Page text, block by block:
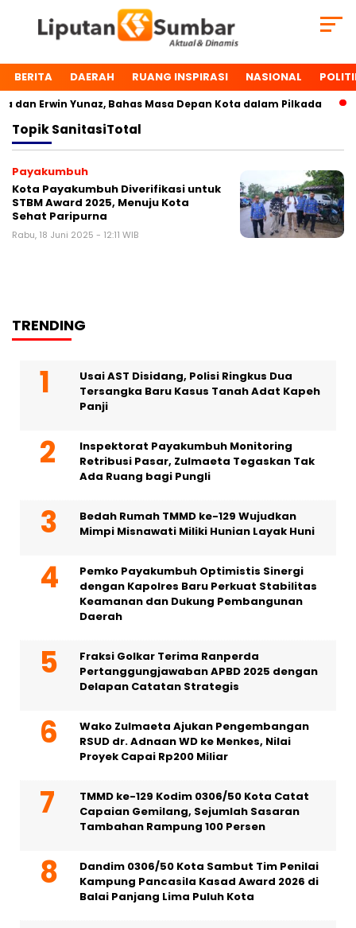
BERITA DAERAH RUANG INSPIRASI NASIONAL
Erwin Yunaz, Bahas Masa Depan Kota dalam Pilkada
TopikSanitasiTotal
Payakumbuh
Kota Payakumbuh Diverifikasi untuk
STBM Award 2025, Menuju Kota
Sehat Paripurna
Rabu, 18 Juni 2025 - 12:11 WIB
TRENDING
Usai AST Disidang, Polisi Ringkus Dua
Tersangka Baru Kasus Tanah Adat Kapeh
Panji
Inspektorat Payakumbuh Monitoring
Retribusi Pasar, Zulmaeta Tegaskan Tak
Ada Ruang bagi Pungli
Bedah Rumah TMMD ke-129 Wujudkan
Mimpi Misnawati Miliki Hunian Layak Huni
Pemko Payakumbuh Optimistis Sinergi
dengan Kapolres Baru Perkuat Stabilitas
Keamanan dan Dukung Pembangunan
Daerah
Fraksi Golkar Terima Ranperda
Pertanggungjawaban APBD 2025 dengan
Delapan Catatan Strategis
Wako Zulmaeta Ajukan Pengembangan
RSUD dr. Adnaan WD ke Menkes, Nilai
Proyek Capai Rp200 Miliar
TMMD ke-129 Kodim 0306/50 Kota Catat
Capaian Gemilang, Sejumlah Sasaran
Tambahan Rampung 100 Persen
Dandim 0306/50 Kota Sambut Tim Penilai
Kampung Pancasila Kasad Award 2026 di
Balai Panjang Lima Puluh Kota